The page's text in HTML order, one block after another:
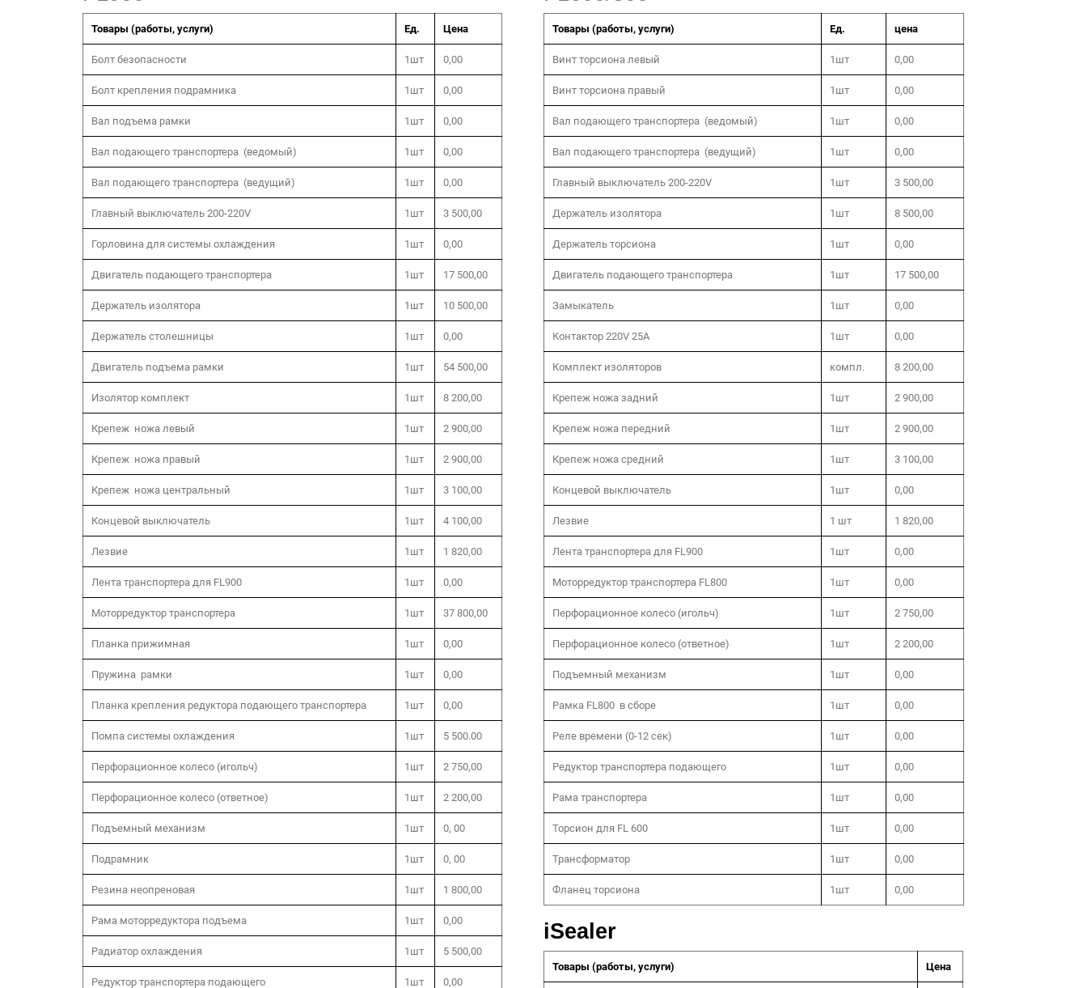
Товары (работы, услуги) Ед. Цена
Болт безопасности 1шт 0,00
Болт крепления подрамника 1шт 0,00
Вал подъема рамки 1шт 0,00
Вал подающего транспортера (ведомый) 1шт 0,00
Вал подающего транспортера (ведущий) 1шт 0,00
Главный выключатель 200-220V 1шт 3 500,00
Горловина для системы охлаждения 1шт 0,00
Двигатель подающего транспортера 1шт 17 500,00
Держатель изолятора 1шт 10 500,00
Держатель столешницы 1шт 0,00
Двигатель подъема рамки 1шт 54 500,00
Изолятор комплект 1шт 8 200,00
Крепеж ножа левый 1шт 2 900,00
Крепеж ножа правый 1шт 2 900,00
Крепеж ножа центральный 1шт 3 100,00
Концевой выключатель 1шт 4 100,00
Лезвие 1шт 1 820,00
Лента транспортера для FL900 1шт 0,00
Моторредуктор транспортера 1шт 37 800,00
Планка прижимная 1шт 0,00
Пружина рамки 1шт 0,00
Планка крепления редуктора подающего транспортера 1шт 0,00
Помпа системы охлаждения 1шт 5 500.00
Перфорационное колесо (игольч) 1шт 2 750,00
Перфорационное колесо (ответное) 1шт 2 200,00
Подъемный механизм 1шт 0, 00
Подрамник 1шт 0, 00
Резина неопреновая 1шт 1 800,00
Рама моторредуктора подъема 1шт 0,00
Радиатор охлаждения 1шт 5 500,00
Редуктор транспортера подающего 1шт 0,00
Товары (работы, услуги) Ед. цена
Винт торсиона левый 1шт 0,00
Винт торсиона правый 1шт 0,00
Вал подающего транспортера (ведомый) 1шт 0,00
Вал подающего транспортера (ведущий) 1шт 0,00
Главный выключатель 200-220V 1шт 3 500,00
Держатель изолятора 1шт 8 500,00
Держатель торсиона 1шт 0,00
Двигатель подающего транспортера 1шт 17 500,00
Замыкатель 1шт 0,00
Контактор 220V 25A 1шт 0,00
Комплект изоляторов компл. 8 200,00
Крепеж ножа задний 1шт 2 900,00
Крепеж ножа передний 1шт 2 900,00
Крепеж ножа средний 1шт 3 100,00
Концевой выключатель 1шт 0,00
Лезвие 1 шт 1 820,00
Лента транспортера для FL900 1шт 0,00
Моторредуктор транспортера FL800 1шт 0,00
Перфорационное колесо (игольч) 1шт 2 750,00
Перфорационное колесо (ответное) 1шт 2 200,00
Подъемный механизм 1шт 0,00
Рамка FL800 в сборе 1шт 0,00
Реле времени (0-12 сек) 1шт 0,00
Редуктор транспортера подающего 1шт 0,00
Рама транспортера 1шт 0,00
Торсион для FL 600 1шт 0,00
Трансформатор 1шт 0,00
Фланец торсиона 1шт 0,00
iSealer
Товары (работы, услуги) Цена